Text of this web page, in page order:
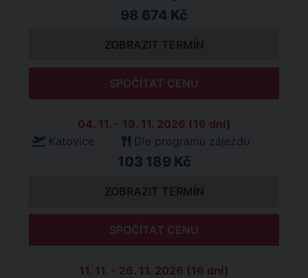
98 674 Kč
ZOBRAZIT TERMÍN
SPOČÍTAT CENU
04. 11. - 19. 11. 2026 (16 dní)
Katovice
Dle programu zájezdu
103 189 Kč
ZOBRAZIT TERMÍN
SPOČÍTAT CENU
11. 11. - 26. 11. 2026 (16 dní)